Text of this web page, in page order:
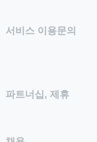
서비스 이용문의
파트너십, 제휴